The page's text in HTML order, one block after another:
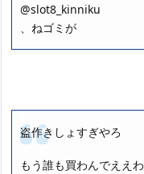
@slot8_kinniku
、ねゴミが
盗作きしょすぎやろ
もう誰も買わんでええわ